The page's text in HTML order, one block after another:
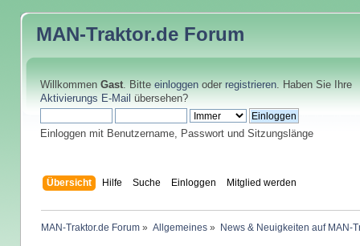
MAN-Traktor.de Forum
Willkommen Gast. Bitte einloggenoder registrieren. Haben Sie Ihre
Aktivierungs E-Mail übersehen?
Einloggen mit Benutzername, Passwort und Sitzungslänge
Übersicht Hilfe Suche Einloggen Mitglied werden
MAN-Traktor.de Forum » Allgemeines » News & Neuigkeiten auf MAN-